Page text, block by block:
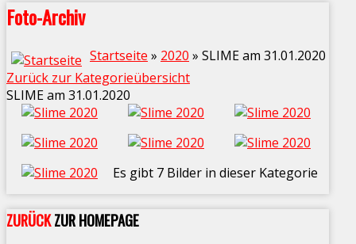
Foto-Archiv
Startseite » 2020 » SLIME am 31.01.2020
Zurück zur Kategorieübersicht
SLIME am 31.01.2020
Es gibt 7 Bilder in dieser Kategorie
ZURÜCKZUR HOMEPAGE